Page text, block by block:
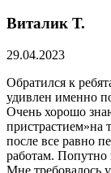
Виталик Т.
29.04.2023
Обратился к
удивлен именно
Очень хорошо
пристрастием»на
после все равно
работам. Попутно
Мне требовалось